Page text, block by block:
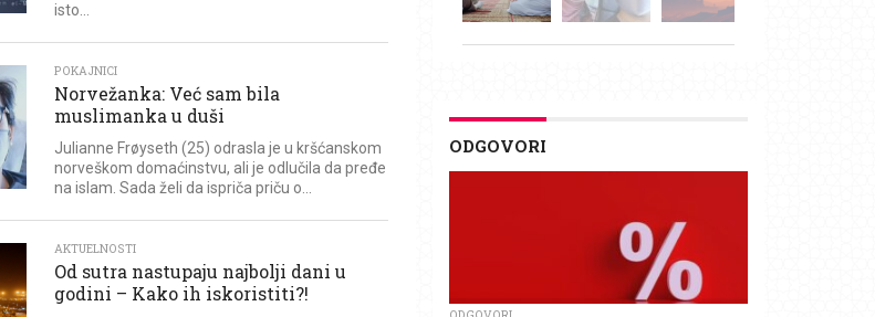
isto...
POKAJNICI
Norvežanka: Već sam bila
muslimanka u duši
Julianne Frøyseth (25) odrasla je u kršćanskom
norveškom domaćinstvu, ali je odlučila da pređe
na islam. Sada želi da ispriča priču o...
AKTUELNOSTI
Od sutra nastupaju najbolji dani u
godini – Kako ih iskoristiti?!
ODGOVORI